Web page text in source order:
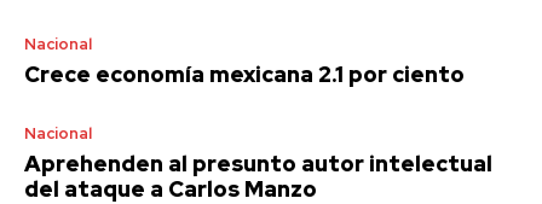
Nacional
Crece economía mexicana 2.1 por ciento
Nacional
Aprehenden al presunto autor intelectual
del ataque a Carlos Manzo